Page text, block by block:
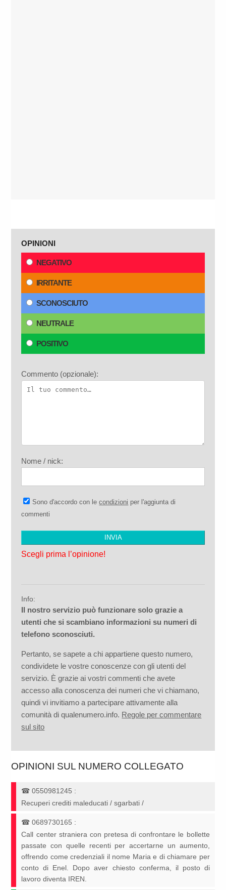
OPINIONI
NEGATIVO
IRRITANTE
SCONOSCIUTO
NEUTRALE
POSITIVO
Commento (opzionale):
Nome / nick:
Sono d'accordo con lecondizioni per l'aggiunta di
commenti
Scegli prima l’opinione!
Info:
Il nostro servizio può funzionare solo grazie a
utenti che si scambiano informazioni su numeri di
telefono sconosciuti.
Pertanto, se sapete a chi appartiene questo numero,
condividete le vostre conoscenze con gli utenti del
servizio. È grazie ai vostri commenti che avete
accesso alla conoscenza dei numeri che vi chiamano,
quindi vi invitiamo a partecipare attivamente alla
comunità di qualenumero.info. Regole per commentare
sul sito
OPINIONI SUL NUMERO COLLEGATO
☎0550981245 :
Recuperi crediti maleducati / sgarbati /
☎0689730165 :
Call center straniera con pretesa di confrontare le bollette
passate con quelle recenti per accertarne un aumento,
offrendo come credenziali il nome Maria e di chiamare per
conto di Enel. Dopo aver chiesto conferma, il posto di
lavoro diventa IREN.